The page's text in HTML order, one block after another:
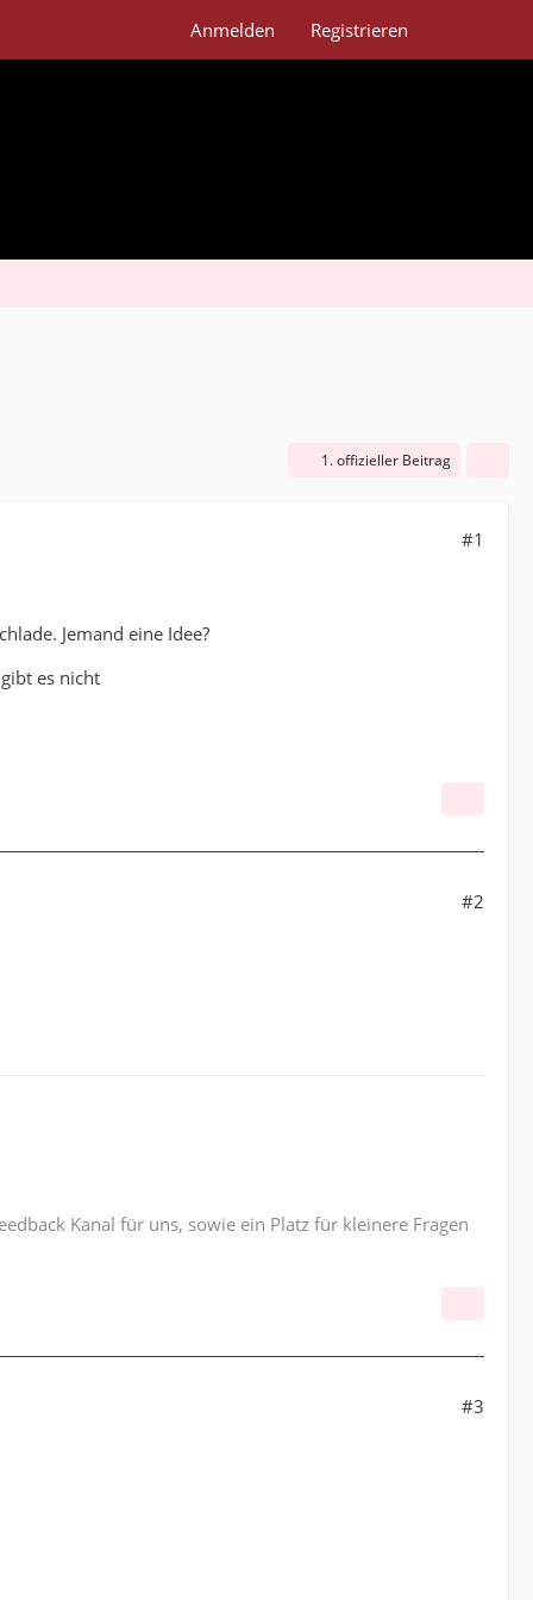
Anmelden Registrieren
1. offizieller Beitrag
#1
Jemand eine Idee?
es nicht
#2
Kanal für uns, sowie ein Platz für kleinere Fragen
#3